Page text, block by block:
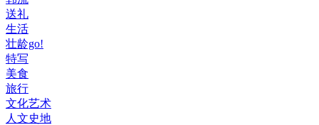
送礼
生活
壮龄go!
特写
美食
旅行
文化艺术
人文史地